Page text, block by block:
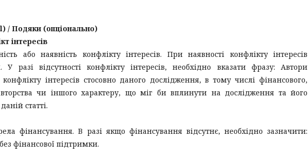
/ Подяки (опціонально)
інтересів
або наявність конфлікту інтересів. При наявності конфлікту інтересів
У разі відсутності конфлікту інтересів, необхідно вказати фразу: Автори
інтересів стосовно даного дослідження, в тому числі фінансового,
авторства чи іншого характеру, що міг би вплинути на дослідження та його
статті.
фінансування. В разі якщо фінансування відсутнє, необхідно зазначити:
фінансової підтримки.